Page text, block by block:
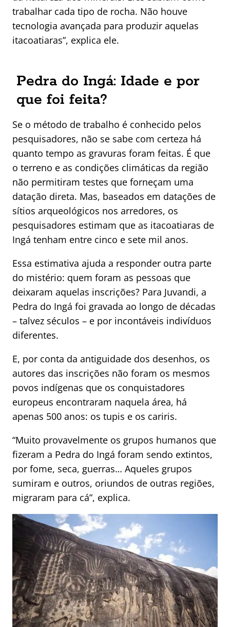
trabalhar cada tipo de rocha. Não houve
tecnologia avançada para produzir aquelas
itacoatiaras”, explica ele.
Pedra do Ingá: Idade e por
que foi feita?
Se o método de trabalho é conhecido pelos
pesquisadores, não se sabe com certeza há
quanto tempo as gravuras foram feitas. É que
o terreno e as condições climáticas da região
não permitiram testes que forneçam uma
datação direta. Mas, baseados em datações de
sítios arqueológicos nos arredores, os
pesquisadores estimam que as itacoatiaras de
Ingá tenham entre cinco e sete mil anos.
Essa estimativa ajuda a responder outra parte
do mistério: quem foram as pessoas que
deixaram aquelas inscrições? Para Juvandi, a
Pedra do Ingá foi gravada ao longo de décadas
– talvez séculos – e por incontáveis indivíduos
diferentes.
E, por conta da antiguidade dos desenhos, os
autores das inscrições não foram os mesmos
povos indígenas que os conquistadores
europeus encontraram naquela área, há
apenas 500 anos: os tupis e os cariris.
“Muito provavelmente os grupos humanos que
fizeram a Pedra do Ingá foram sendo extintos,
por fome, seca, guerras… Aqueles grupos
sumiram e outros, oriundos de outras regiões,
migraram para cá”, explica.